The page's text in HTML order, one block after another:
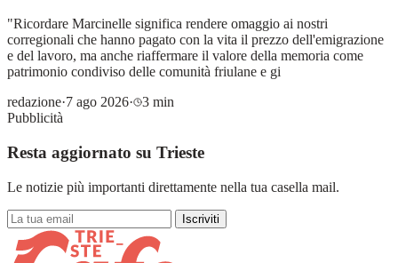
"Ricordare Marcinelle significa rendere omaggio ai nostri
corregionali che hanno pagato con la vita il prezzo dell'emigrazione
e del lavoro, ma anche riaffermare il valore della memoria come
patrimonio condiviso delle comunità friulane e gi
redazione·7 ago 2026·
3 min
Pubblicità
Resta aggiornato su Trieste
Le notizie più importanti direttamente nella tua casella mail.
Iscriviti